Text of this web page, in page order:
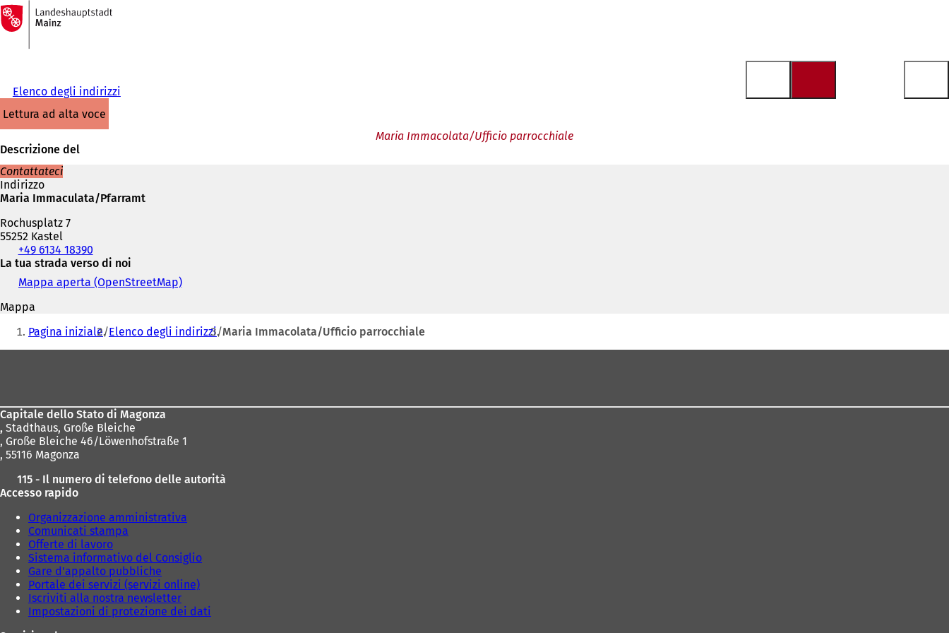
Vai al contenuto
Alla
pagina
iniziale
Elenco degli indirizzi
lettura ad alta voce
Maria Immacolata/Ufficio parrocchiale
Descrizione del
Contattateci
Indirizzo
Maria Immaculata/Pfarramt
Rochusplatz 7
55252 Kastel
Telefono,
fax
indirizzo
e-
mail
+49 6134 18390
La tua strada verso di noi
Mappa aperta (OpenStreetMap)(
p
r
u
n
v
c
d
a
)
Mappa
Siete
qui:
Pagina iniziale Elenco degli indirizzi Maria Immacolata/Ufficio parrocchiale
Capitale dello Stato di Magonza
, Stadthaus, Große Bleiche
, Große Bleiche 46/Löwenhofstraße 1
, 55116 Magonza
115 - Il numero di telefono delle autorità
Accesso rapido
Organizzazione amministrativa
Comunicati stampa
Offerte di lavoro
Sistema informativo del Consiglio
Gare d'appalto pubbliche
Portale dei servizi (servizi online)
Iscriviti alla nostra newsletter
Impostazioni di protezione dei dati